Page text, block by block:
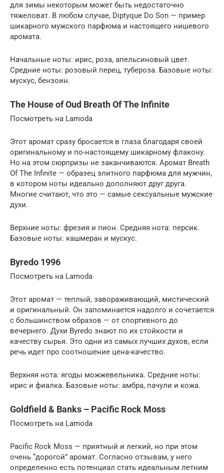
для зимы некоторым может быть недостаточно
тяжеловат. В любом случае, Diptyque Do Son — пример
шикарного мужского парфюма и настоящего нишевого
аромата.
Начальные ноты: ирис, роза, апельсиновый цвет.
Средние ноты: розовый перец, тубероза. Базовые ноты:
мускус, бензоин.
The House of Oud Breath Of The Infinite
Посмотреть на Lamoda
Этот аромат сразу бросается в глаза благодаря своей
оригинальному и по-настоящему шикарному флакону.
Но на этом сюрпризы не заканчиваются. Аромат Breath
Of The Infinite — образец элитного парфюма для мужчин,
в котором ноты идеально дополняют друг друга.
Многие считают, что это — самые сексуальные мужские
духи.
Верхние ноты: фрезия и пион. Средняя нота: персик.
Базовые ноты: кашмеран и мускус.
Byredo 1996
Посмотреть на Lamoda
Этот аромат — теплый, завораживающий, мистический
и оригинальный. Он запоминается надолго и сочетается
с большинством образов — от спортивного до
вечернего. Духи Byredo знают по их стойкости и
качеству сырья. Это одни из самых лучших духов, если
речь идет про соотношение цена-качество.
Верхняя нота: ягоды можжевельника. Средние ноты:
ирис и фиалка. Базовые ноты: амбра, пачули и кожа.
Goldfield & Banks – Pacific Rock Moss
Посмотреть на Lamoda
Pacific Rock Moss — приятный и легкий, но при этом
очень “дорогой” аромат. Согласно отзывам, у него
определенно есть потенциал стать идеальным летним